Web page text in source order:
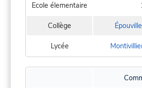
Ecole élementaire
Collège Épouville
Lycée